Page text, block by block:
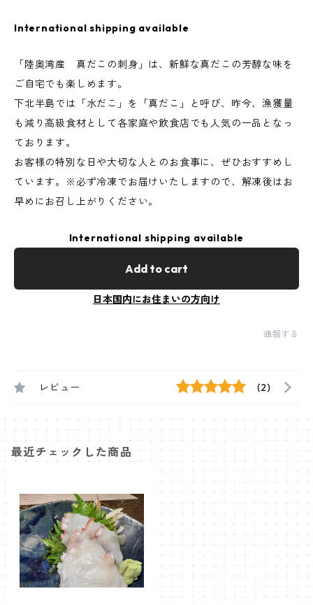
International shipping available
「陸奥湾産 真だこの刺身」は、新鮮な真だこの芳醇な味を
ご自宅でも楽しめます。
下北半島では「水だこ」を「真だこ」と呼び、昨今、漁獲量
も減り高級食材として各家庭や飲食店でも人気の一品となっ
ております。
お客様の特別な日や大切な人とのお食事に、ぜひおすすめし
ています。※必ず冷凍でお届けいたしますので、解凍後はお
早めにお召し上がりください。
International shipping available
Add to cart
日本国内にお住まいの方向け
通報する
レビュー (2)
最近チェックした商品